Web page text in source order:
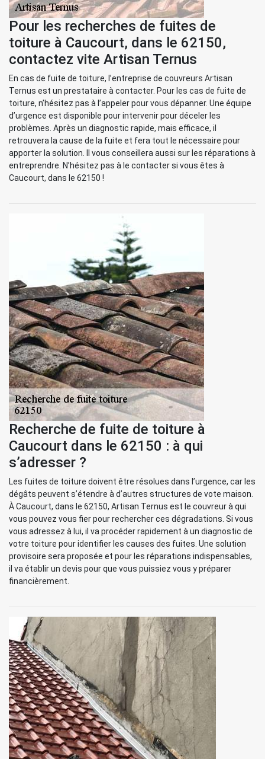
Pour les recherches de fuites de
toiture à Caucourt, dans le 62150,
contactez vite Artisan Ternus
En cas de fuite de toiture, l’entreprise de couvreurs Artisan
Ternus est un prestataire à contacter. Pour les cas de fuite de
toiture, n’hésitez pas à l’appeler pour vous dépanner. Une équipe
d’urgence est disponible pour intervenir pour déceler les
problèmes. Après un diagnostic rapide, mais efficace, il
retrouvera la cause de la fuite et fera tout le nécessaire pour
apporter la solution. Il vous conseillera aussi sur les réparations à
entreprendre. N’hésitez pas à le contacter si vous êtes à
Caucourt, dans le 62150 !
Recherche de fuite de toiture à
Caucourt dans le 62150 : à qui
s’adresser ?
Les fuites de toiture doivent être résolues dans l’urgence, car les
dégâts peuvent s’étendre à d’autres structures de vote maison.
À Caucourt, dans le 62150, Artisan Ternus est le couvreur à qui
vous pouvez vous fier pour rechercher ces dégradations. Si vous
vous adressez à lui, il va procéder rapidement à un diagnostic de
votre toiture pour identifier les causes des fuites. Une solution
provisoire sera proposée et pour les réparations indispensables,
il va établir un devis pour que vous puissiez vous y préparer
financièrement.